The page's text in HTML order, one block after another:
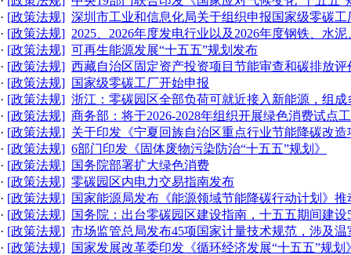
· [政策法规] 深圳市工业和信息化局关于组织申报国家级零碳工
· [政策法规] 2025、2026年度发电行业以及2026年度钢铁、水
· [政策法规] 可再生能源发展“十五五”规划发布
· [政策法规] 西藏自治区固定资产投资项目节能审查和碳排放
· [政策法规] 国家级零碳工厂开始申报
· [政策法规] 浙江：零碳园区全部负荷可就近接入新能源，组
· [政策法规] 商务部：将于2026-2028年组织开展绿色消费试点
· [政策法规] 关于印发《宁夏回族自治区重点行业节能降碳改
· [政策法规] 6部门印发《固体废物污染防治“十五五”规划》
· [政策法规] 国务院部署扩大绿色消费
· [政策法规] 零碳园区内电力交易指南发布
· [政策法规] 国家能源局发布《能源领域节能降碳行动计划》
· [政策法规] 国务院：出台零碳园区建设指南，十五五期间建设
· [政策法规] 市场监管总局发布45项国家计量技术规范，涉及温
· [政策法规] 国家发展改革委印发《循环经济发展“十五五”规划